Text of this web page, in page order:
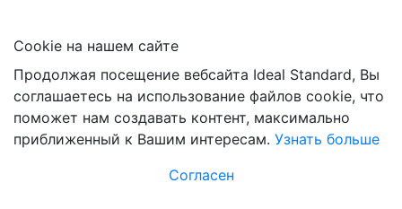
Сookie на нашем сайте
Продолжая посещение вебсайта Ideal Standard, Вы
соглашаетесь на использование файлов cookie, что
поможет нам создавать контент, максимально
приближенный к Вашим интересам. Узнать больше
Согласен